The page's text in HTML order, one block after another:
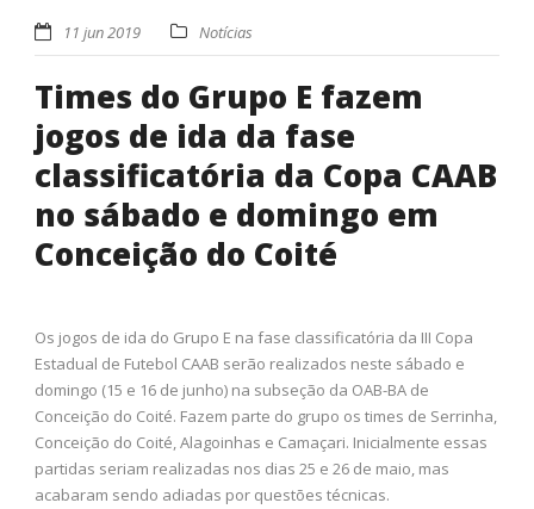
11 jun 2019 Notícias
Times do Grupo E fazem
jogos de ida da fase
classificatória da Copa CAAB
no sábado e domingo em
Conceição do Coité
Os jogos de ida do Grupo E na fase classificatória da III Copa
Estadual de Futebol CAAB serão realizados neste sábado e
domingo (15 e 16 de junho) na subseção da OAB-BA de
Conceição do Coité. Fazem parte do grupo os times de Serrinha,
Conceição do Coité, Alagoinhas e Camaçari. Inicialmente essas
partidas seriam realizadas nos dias 25 e 26 de maio, mas
acabaram sendo adiadas por questões técnicas.